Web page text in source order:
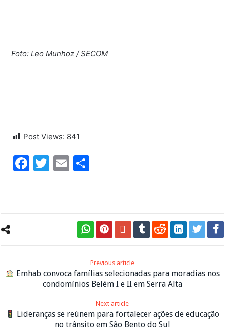
Foto: Leo Munhoz / SECOM
Post Views: 841
Facebook
Twitter
Email
Previous article
Emhab convoca famílias selecionadas para moradias nos
condomínios Belém I e II em Serra Alta
Next article
Lideranças se reúnem para fortalecer ações de educação
no trânsito em São Bento do Sul